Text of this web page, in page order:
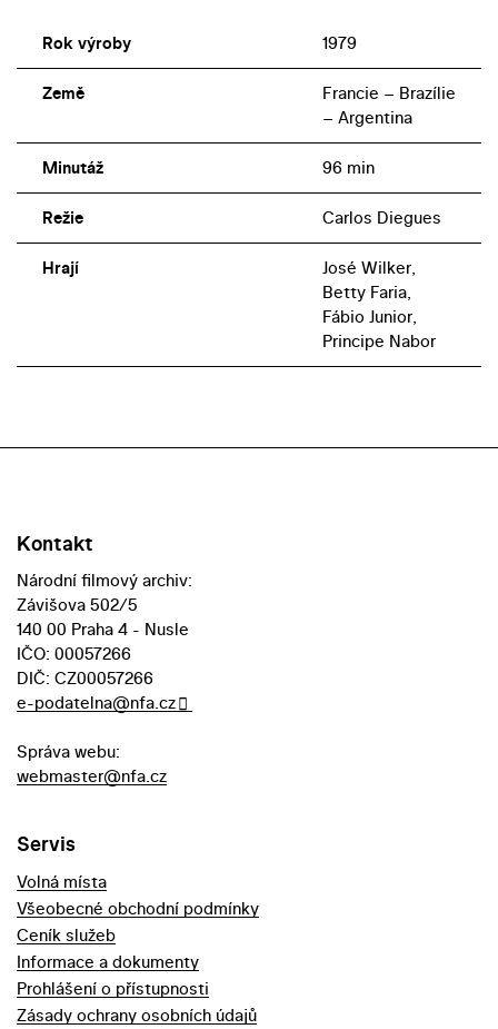
Rok výroby 1979
Země
Francie – Brazílie
– Argentina
Minutáž 96 min
Režie Carlos Diegues
Hrají
José Wilker,
Betty Faria,
Fábio Junior,
Principe Nabor
Kontakt
Národní filmový archiv:
Závišova 502/5
140 00 Praha 4 - Nusle
IČO: 00057266
DIČ: CZ00057266
e-podatelna@nfa.cz
Správa webu:
webmaster@nfa.cz
Servis
Volná místa
Všeobecné obchodní podmínky
Ceník služeb
Informace a dokumenty
Prohlášení o přístupnosti
Zásady ochrany osobních údajů